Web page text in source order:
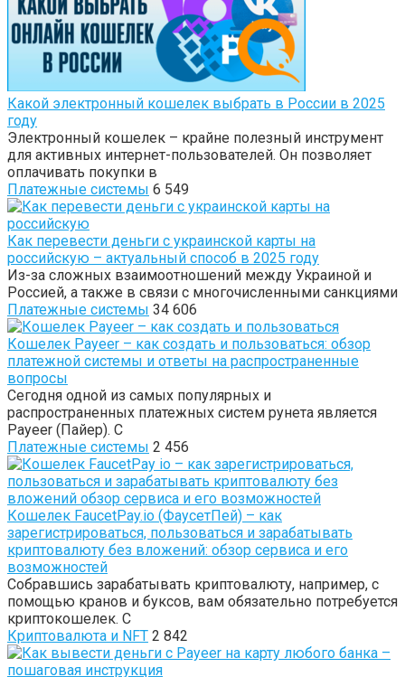
Какой электронный кошелек выбрать в России в 2025
году
Электронный кошелек – крайне полезный инструмент
для активных интернет-пользователей. Он позволяет
оплачивать покупки в
Платежные системы 6 549
Как перевести деньги с украинской карты на
российскую – актуальный способ в 2025 году
Из-за сложных взаимоотношений между Украиной и
Россией, а также в связи с многочисленными санкциями
Платежные системы 34 606
Кошелек Payeer – как создать и пользоваться: обзор
платежной системы и ответы на распространенные
вопросы
Сегодня одной из самых популярных и
распространенных платежных систем рунета является
Payeer (Пайер). С
Платежные системы 2 456
Кошелек FaucetPay.io (ФаусетПей) – как
зарегистрироваться, пользоваться и зарабатывать
криптовалюту без вложений: обзор сервиса и его
возможностей
Собравшись зарабатывать криптовалюту, например, с
помощью кранов и буксов, вам обязательно потребуется
криптокошелек. С
Криптовалюта и NFT 2 842